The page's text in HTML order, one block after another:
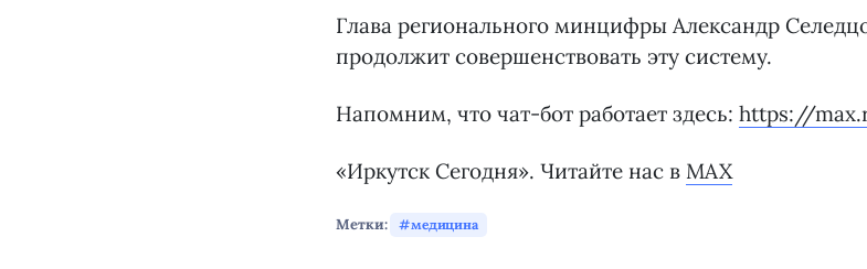
Глава регионального минцифры Александр
продолжит совершенствовать эту систему.
Напомним, что чат-бот работает здесь: https://
«Иркутск Сегодня». Читайте нас в MAX
Метки: медицина